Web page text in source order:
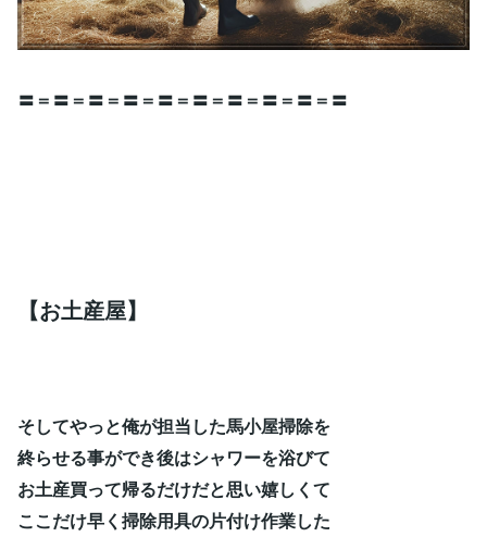
〓＝〓＝〓＝〓＝〓＝〓＝〓＝〓＝〓＝〓
【お土産屋】
そしてやっと俺が担当した馬小屋掃除を
終らせる事ができ後はシャワーを浴びて
お土産買って帰るだけだと思い嬉しくて
ここだけ早く掃除用具の片付け作業した